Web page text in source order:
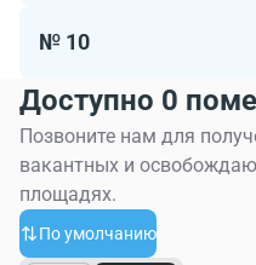
№ 10
Доступно 0
Позвоните нам для
вакантных и
площадях.
По умолчанию